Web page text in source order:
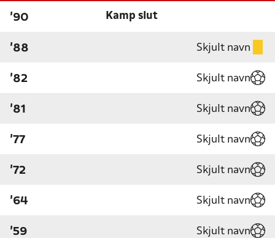
'90 Kamp slut
'88 Skjult navn
'82 Skjult navn
'81 Skjult navn
'77 Skjult navn
'72 Skjult navn
'64 Skjult navn
'59 Skjult navn